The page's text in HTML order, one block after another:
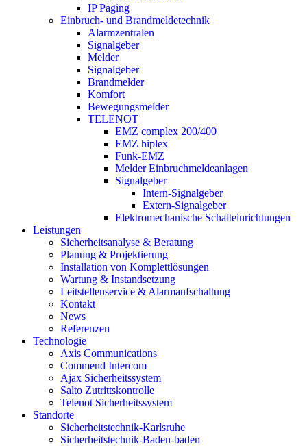
IP Paging
Einbruch- und Brandmeldetechnik
Alarmzentralen
Signalgeber
Melder
Signalgeber
Brandmelder
Komfort
Bewegungsmelder
TELENOT
EMZ complex 200/400
EMZ hiplex
Funk-EMZ
Melder Einbruchmeldeanlagen
Signalgeber
Intern-Signalgeber
Extern-Signalgeber
Elektromechanische Schalteinrichtungen
Leistungen
Sicherheitsanalyse & Beratung
Planung & Projektierung​
Installation von Komplettlösungen
Wartung & Instandsetzung
Leitstellenservice & Alarmaufschaltung
Kontakt
News
Referenzen
Technologie
Axis Communications
Commend Intercom
Ajax Sicherheitssystem​
Salto Zutrittskontrolle
Telenot Sicherheitssystem
Standorte
Sicherheitstechnik-Karlsruhe
Sicherheitstechnik-Baden-baden